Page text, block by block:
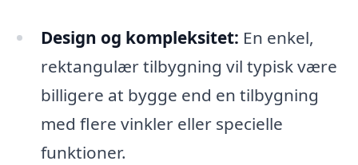
Design og kompleksitet: En enkel,
rektangulær tilbygning vil typisk være
billigere at bygge end en tilbygning
med flere vinkler eller specielle
funktioner.